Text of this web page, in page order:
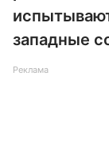
западные
Реклама